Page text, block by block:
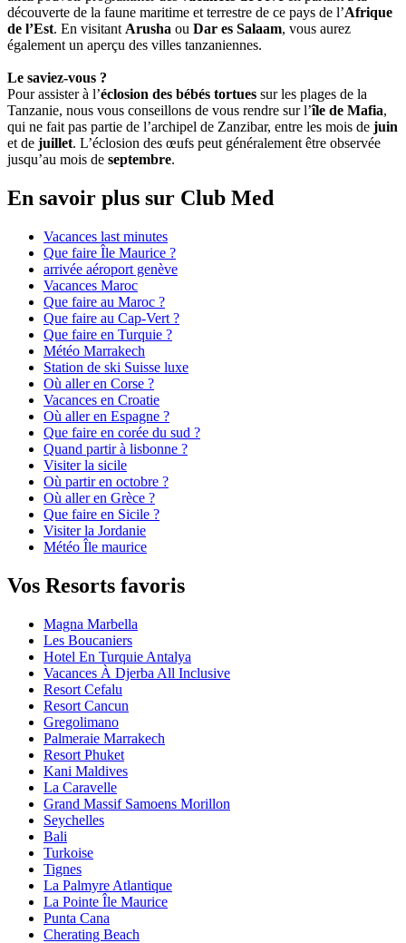
découverte de la faune maritime et terrestre de ce pays de l’Afrique
de l’Est. En visitant Arusha ou Dar es Salaam, vous aurez
également un aperçu des villes tanzaniennes.
Le saviez-vous ?
Pour assister à l’éclosion des bébés tortues sur les plages de la
Tanzanie, nous vous conseillons de vous rendre sur l’île de Mafia,
qui ne fait pas partie de l’archipel de Zanzibar, entre les mois de juin
et de juillet. L’éclosion des œufs peut généralement être observée
jusqu’au mois de septembre.
En savoir plus sur Club Med
Vacances last minutes
Que faire Île Maurice ?
arrivée aéroport genève
Vacances Maroc
Que faire au Maroc ?
Que faire au Cap-Vert ?
Que faire en Turquie ?
Météo Marrakech
Station de ski Suisse luxe
Où aller en Corse ?
Vacances en Croatie
Où aller en Espagne ?
Que faire en corée du sud ?
Quand partir à lisbonne ?
Visiter la sicile
Où partir en octobre ?
Où aller en Grèce ?
Que faire en Sicile ?
Visiter la Jordanie
Météo Île maurice
Vos Resorts favoris
Magna Marbella
Les Boucaniers
Hotel En Turquie Antalya
Vacances À Djerba All Inclusive
Resort Cefalu
Resort Cancun
Gregolimano
Palmeraie Marrakech
Resort Phuket
Kani Maldives
La Caravelle
Grand Massif Samoens Morillon
Seychelles
Bali
Turkoise
Tignes
La Palmyre Atlantique
La Pointe Île Maurice
Punta Cana
Cherating Beach